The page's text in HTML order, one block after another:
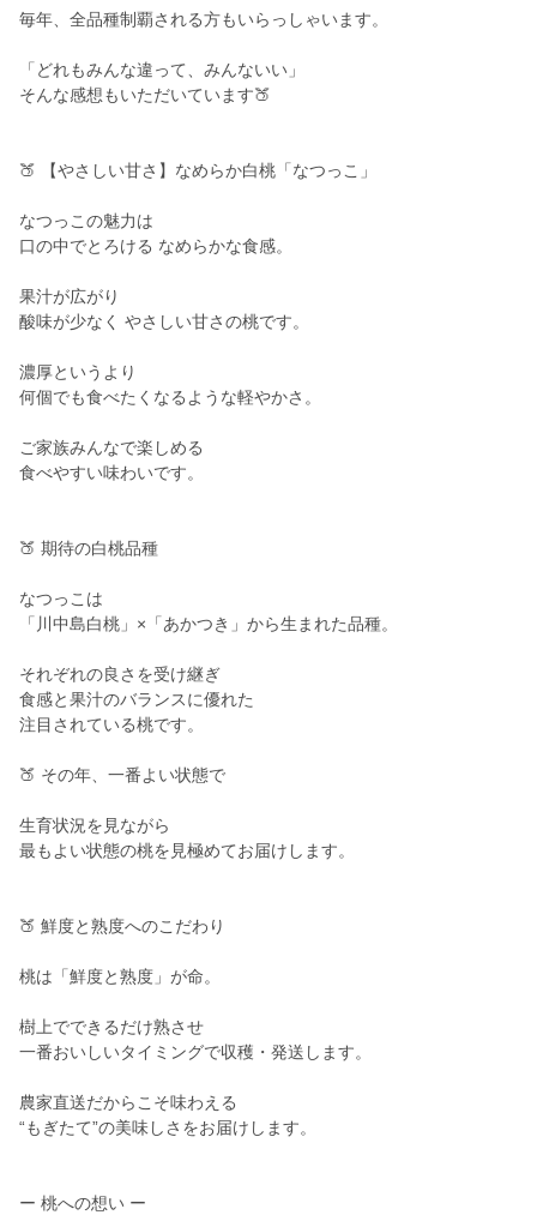
毎年、全品種制覇される方もいらっしゃいます。
「どれもみんな違って、みんないい」
そんな感想もいただいています🍑
🍑 【やさしい甘さ】なめらか白桃「なつっこ」
なつっこの魅力は
口の中でとろける なめらかな食感。
果汁が広がり
酸味が少なく やさしい甘さの桃です。
濃厚というより
何個でも食べたくなるような軽やかさ。
ご家族みんなで楽しめる
食べやすい味わいです。
🍑 期待の白桃品種
なつっこは
「川中島白桃」×「あかつき」から生まれた品種。
それぞれの良さを受け継ぎ
食感と果汁のバランスに優れた
注目されている桃です。
🍑 その年、一番よい状態で
生育状況を見ながら
最もよい状態の桃を見極めてお届けします。
🍑 鮮度と熟度へのこだわり
桃は「鮮度と熟度」が命。
樹上でできるだけ熟させ
一番おいしいタイミングで収穫・発送します。
農家直送だからこそ味わえる
“もぎたて”の美味しさをお届けします。
ー 桃への想い ー